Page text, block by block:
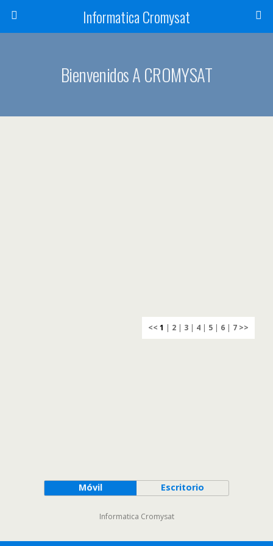
Informatica Cromysat
Bienvenidos A CROMYSAT
<< 1 | 2 | 3 | 4 | 5 | 6 | 7 >>
Móvil Escritorio
Informatica Cromysat